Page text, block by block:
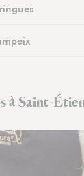
à Saint-